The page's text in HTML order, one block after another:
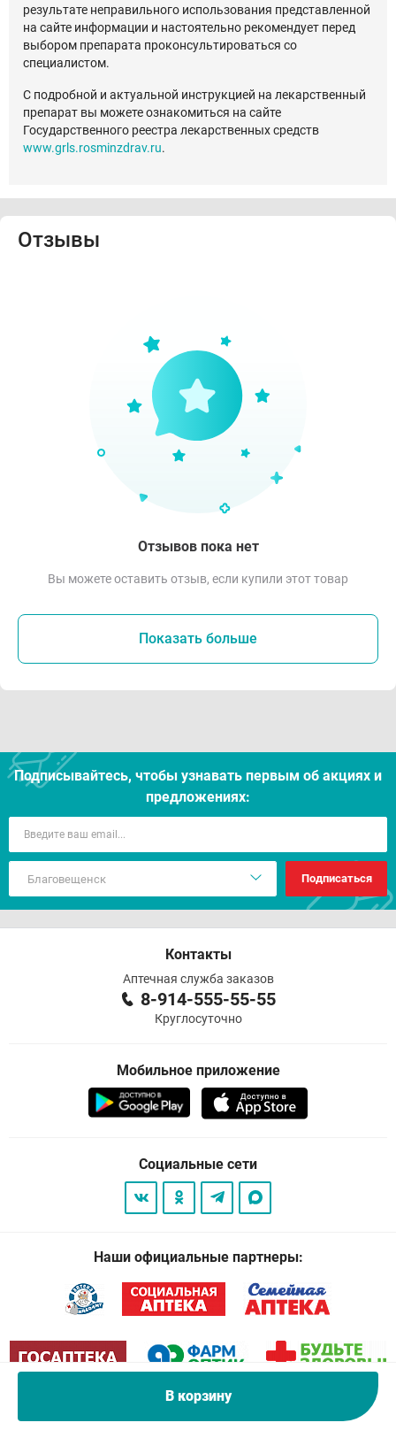
В корзину
результате неправильного использования представленной
на сайте информации и настоятельно рекомендует перед
выбором препарата проконсультироваться со
специалистом.
С подробной и актуальной инструкцией на лекарственный
препарат вы можете ознакомиться на сайте
Государственного реестра лекарственных средств
www.grls.rosminzdrav.ru.
Отзывы
Отзывов пока нет
Вы можете оставить отзыв, если купили этот товар
Показать больше
Подписывайтесь, чтобы узнавать первым об акцияx и
предложениях:
Подписаться
Контакты
Аптечная служба заказов
8-914-555-55-55
Круглосуточно
Мобильное приложение
Социальные сети
Наши официальные партнеры: